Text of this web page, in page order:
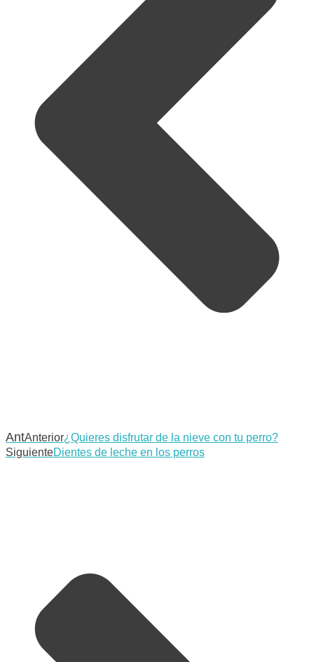
AntAnterior¿Quieres disfrutar de la nieve con tu perro?
SiguienteDientes de leche en los perros